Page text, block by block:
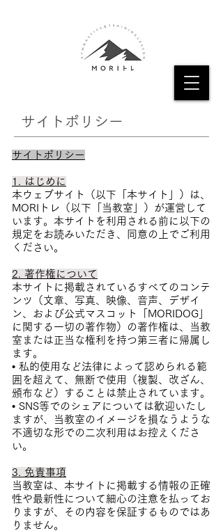
サイトポリシー
サイトポリシー
1. はじめに
本ウェブサイト（以下「本サイト」）は、
MORIトレ（以下「当教室」）が運営して
います。本サイトを利用される前に以下の
規定をお読みいただき、同意の上でご利用
ください。
2. 著作権について
本サイトに掲載されているすべてのコンテ
ンツ（文章、写真、映像、音声、デザイ
ン、および公式マスコット「MORIDOG」
に関する一切の著作物）の著作権は、当教
室または正当な権利を持つ第三者に帰属し
ます。
• 私的使用など法律によって認められる範
囲を超えて、無断で使用（複製、改ざん、
頒布など）することは禁止されています。
• SNS等でのシェアについては歓迎いたし
ますが、当教室のイメージを損なうような
不適切な形での二次利用はお控えくださ
い。
3. 免責事項
当教室は、本サイトに掲載する情報の正確
性や最新性について細心の注意を払ってお
りますが、その内容を保証するものではあ
りません。